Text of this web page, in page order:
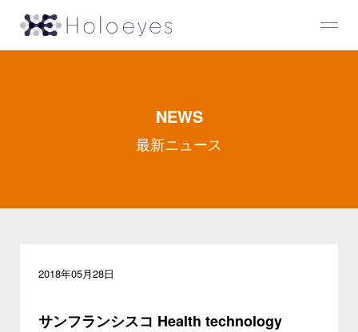
NEWS
最新ニュース
2018年05月28日
サンフランシスコ Health technology